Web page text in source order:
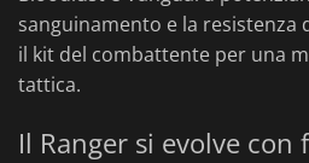
sanguinamento e la resistenza
il kit del combattente per una
tattica.
Il Ranger si evolve